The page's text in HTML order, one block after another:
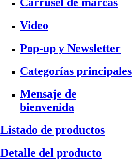
Video
Pop-up y Newsletter
Categorías principales
Mensaje de
bienvenida
Listado de productos
Detalle del producto